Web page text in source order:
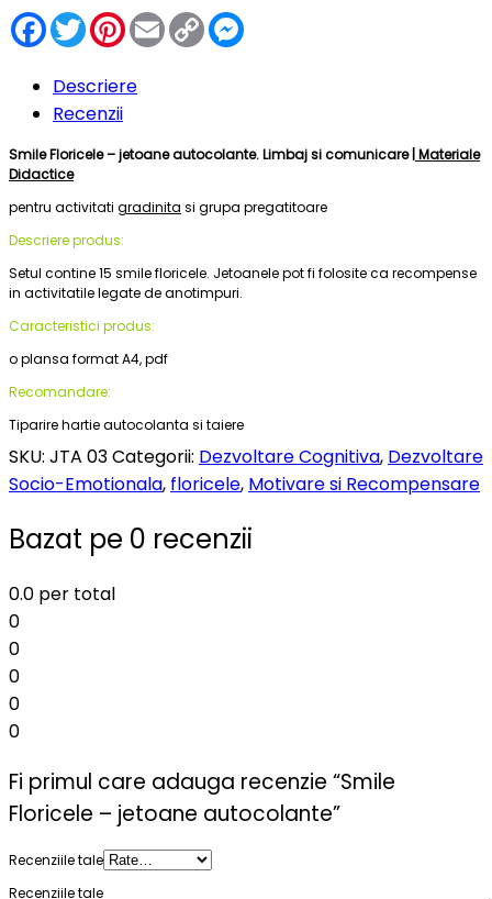
Facebook
TwitterPinterest
EmailCopy
Link
Descriere
Recenzii
Smile Floricele – jetoane autocolante. Limbaj si comunicare | Materiale
Didactice
pentru activitati gradinita si grupa pregatitoare
Descriere produs:
Setul contine 15 smile floricele. Jetoanele pot fi folosite ca recompense
in activitatile legate de anotimpuri.
Caracteristici produs:
o plansa format A4, pdf
Recomandare:
Tiparire hartie autocolanta si taiere
SKU: JTA 03Categorii: Dezvoltare Cognitiva, Dezvoltare
Socio-Emotionala, floricele, Motivare si Recompensare
Bazat pe 0 recenzii
0.0 per total
0
0
0
0
0
Fi primul care adauga recenzie “Smile
Floricele – jetoane autocolante”
Recenziile tale
Recenziile tale